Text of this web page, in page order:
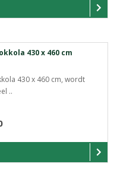
430 x 460 cm
430 x 460 cm, wordt
..